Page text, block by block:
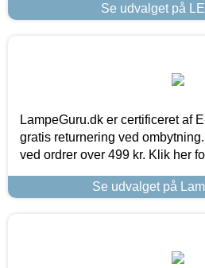
Se udvalget på
LampeGuru.dk er certificeret af
gratis returnering ved
ved ordrer over 499 kr. Klik her
Se udvalget på